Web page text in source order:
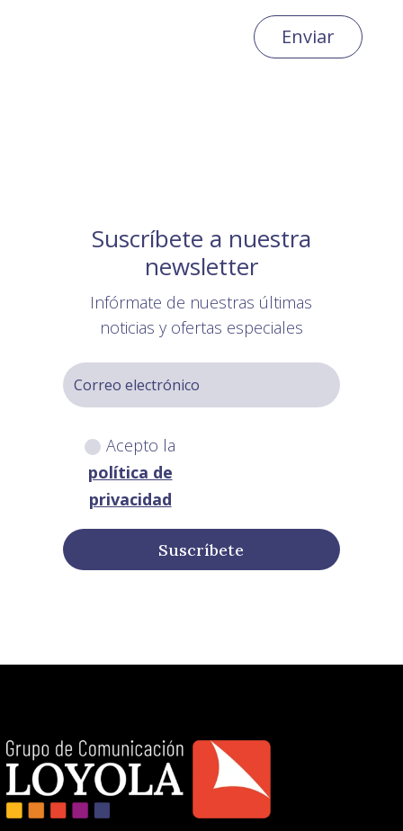
Enviar
Suscríbete a nuestra
newsletter
Infórmate de nuestras últimas
noticias y ofertas especiales
Acepto la
política de
privacidad
Suscríbete